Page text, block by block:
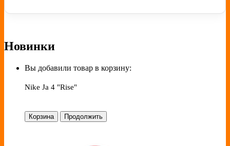
Новинки
Вы добавили товар в корзину:
Nike Ja 4 "Rise"
Корзина Продолжить